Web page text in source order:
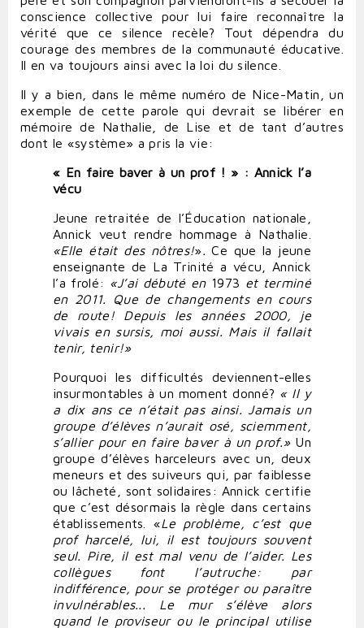
conscience collective pour lui faire reconnaître la
vérité que ce silence recèle? Tout dépendra du
courage des membres de la communauté éducative.
Il en va toujours ainsi avec la loi du silence.
Il y a bien, dans le même numéro de Nice-Matin, un
exemple de cette parole qui devrait se libérer en
mémoire de Nathalie, de Lise et de tant d’autres
dont le «système» a pris la vie:
« En faire baver à un prof ! » : Annick l’a
vécu
Jeune retraitée de l’Éducation nationale,
Annick veut rendre hommage à Nathalie.
«Elle était des nôtres!».Ce que la jeune
enseignante de La Trinité a vécu, Annick
l’a frolé: «J’ai débuté en1973 et terminé
en 2011. Que de changements en cours
de
route! Depuis les années 2000,
je
vivais en sursis, moi aussi. Mais il fallait
tenir, tenir!»
Pourquoi les difficultés deviennent-elles
insurmontables à un moment donné? « Il y
a dix ans ce n’était pas ainsi. Jamais un
groupe d’élèves n’aurait osé, sciemment,
s’allier pour en faire baver à un prof.» Un
groupe d’élèves harceleurs avec un, deux
meneurs et des suiveurs qui, par faiblesse
ou lâcheté, sont solidaires: Annick certifie
que c’est désormais la règle dans certains
établissements. «Le problème, c’est que
prof harcelé, lui, il est toujours souvent
seul. Pire, il est mal venu de l’aider. Les
collègues
font l’autruche:
par
indifférence, pour se protéger ou paraître
invulnérables...
Le mur s’élève
alors
quand le proviseur ou le principal utilise